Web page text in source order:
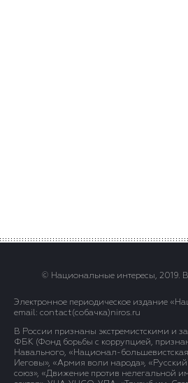
© Национальные интересы, 2019.
Электронное периодическое издание
email: contact(сoбaчка)niros.ru
В России признаны экстремистскими и
ФБК (Фонд борьбы с коррупцией,
Навального, «Национал-
Иеговы», «Армия воли народа»,
союз», «Движение против нелегальной